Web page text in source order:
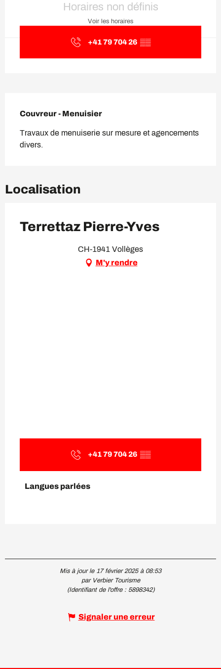
Horaires non définis
Voir les horaires
+41 79 704 26 ▒▒
Couvreur - Menuisier
Travaux de menuiserie sur mesure et agencements
divers.
Localisation
Terrettaz Pierre-Yves
CH-1941 Vollèges
M'y rendre
+41 79 704 26 ▒▒
Langues parlées
Langues parlées
Mis à jour le 17 février 2025 à 08:53
par Verbier Tourisme
(Identifiant de l'offre : 5898342)
Signaler une erreur